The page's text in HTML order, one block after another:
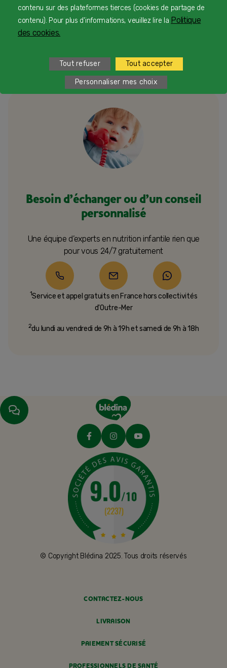
d'Outre-Mer​
2du lundi au vendredi de 9h à 19h et samedi de 9h à 18h
Besoin d’échanger ou d’un conseil
personnalisé
Une équipe d’experts en nutrition infantile rien que
pour vous 24/7 gratuitement
1Service et appel gratuits en France hors collectivités
d'Outre-Mer​
2du lundi au vendredi de 9h à 19h et samedi de 9h à 18h
© Copyright Blédina 2025. Tous droits réservés
CONTACTEZ-NOUS
LIVRAISON
PAIEMENT SÉCURISÉ
PROFESSIONNELS DE SANTÉ
contenu sur des plateformes tierces (cookies de partage de
contenu). Pour plus d'informations, veuillez lire la Politique
des cookies.
Tout refuser Tout accepter
Personnaliser mes choix